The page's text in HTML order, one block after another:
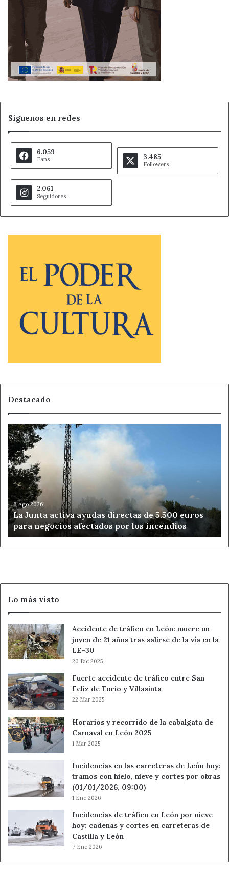
Síguenos en redes
6.059
Fans 3.485
Followers
2.061
Seguidores
Destacado
La
Junta
activa
ayudas
directas
de
5.500
euros
para
negocios
afectados
por
6 Ago 2026
La Junta activa ayudas directas de 5.500 euros
para negocios afectados por los incendios
Lo más visto
Accidente de tráfico en León: muere un
joven de 21 años tras salirse de la vía en la
LE-30
20 Dic 2025
Fuerte accidente de tráfico entre San
Feliz de Torío y Villasinta
22 Mar 2025
Horarios y recorrido de la cabalgata de
Carnaval en León 2025
1 Mar 2025
Incidencias en las carreteras de León hoy:
tramos con hielo, nieve y cortes por obras
(01/01/2026, 09:00)
1 Ene 2026
Incidencias de tráfico en León por nieve
hoy: cadenas y cortes en carreteras de
Castilla y León
7 Ene 2026